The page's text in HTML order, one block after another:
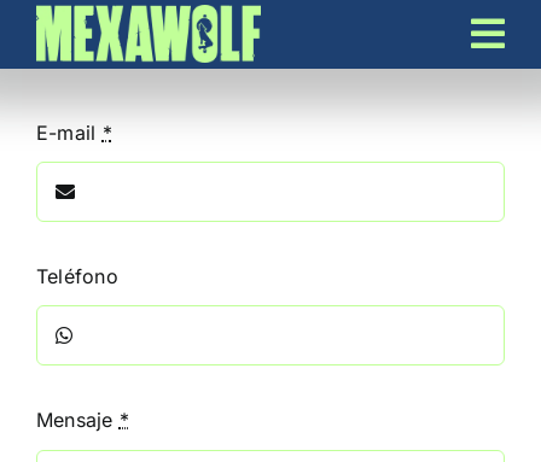
Skip
E-mail *
Teléfono
Mensaje *